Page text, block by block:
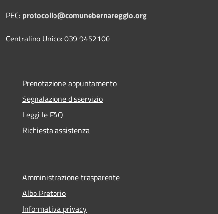
PEC: protocollo@comunebernareggio.org
Centralino Unico: 039 9452100
Prenotazione appuntamento
Segnalazione disservizio
Leggi le FAQ
Richiesta assistenza
Amministrazione trasparente
Albo Pretorio
Informativa privacy